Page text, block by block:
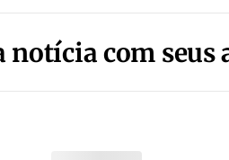
notícia com seus